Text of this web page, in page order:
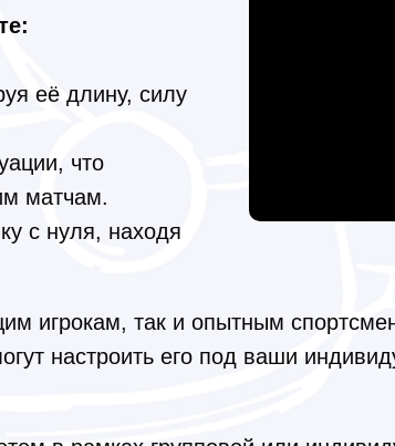
её длину, силу
что
матчам.
с нуля, находя
игрокам, так и опытным
настроить его под ваши